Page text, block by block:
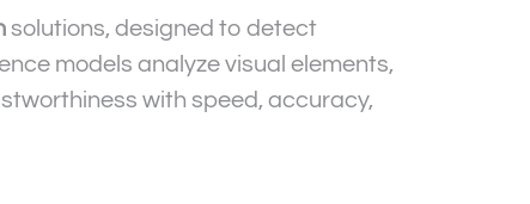
solutions, designed to detect
models analyze visual elements,
with speed, accuracy,